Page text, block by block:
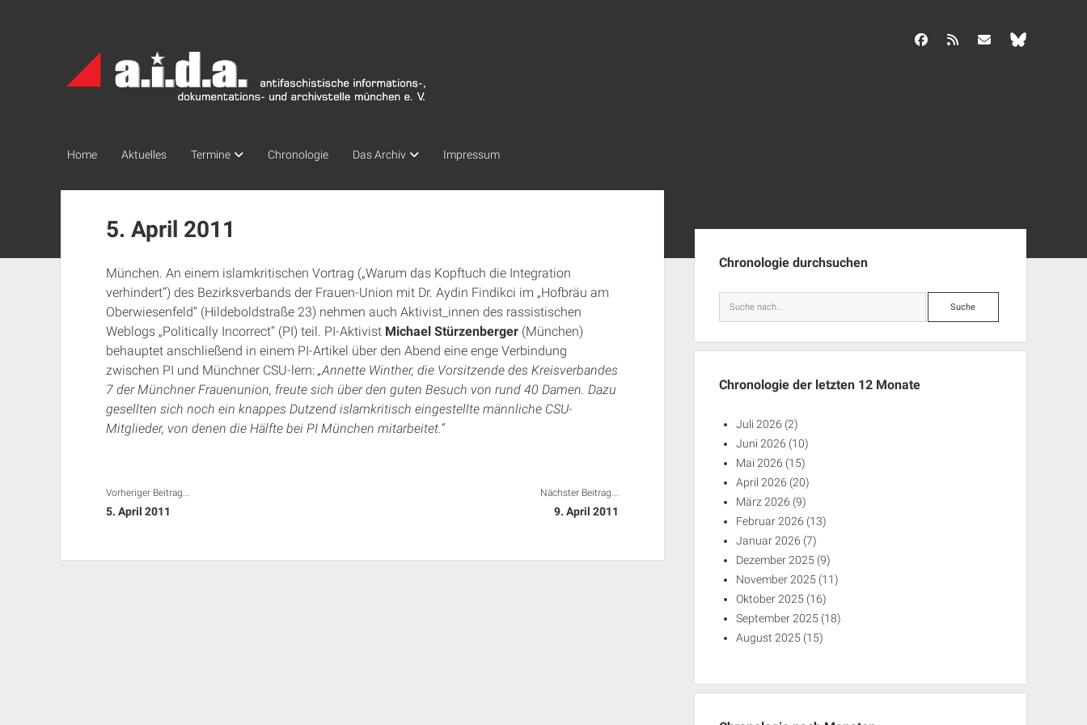
Archiv
München
facebook info@aida-archiv.de
Home Aktuelles Termine Chronologie Das Archiv Impressum
5. April 2011
München. An einem islamkritischen Vortrag („Warum das Kopftuch die Integration
verhindert“) des Bezirksverbands der Frauen-Union mit Dr. Aydin Findikci im „Hofbräu am
Oberwiesenfeld“ (Hildeboldstraße 23) nehmen auch Aktivist_innen des rassistischen
Weblogs „Politically Incorrect“ (PI) teil. PI-Aktivist Michael Stürzenberger(München)
behauptet anschließend in einem PI-Artikel über den Abend eine enge Verbindung
zwischen PI und Münchner CSU-lern: „Annette Winther, die Vorsitzende des Kreisverbandes
7 der Münchner Frauenunion, freute sich über den guten Besuch von rund 40 Damen. Dazu
gesellten sich noch ein knappes Dutzend islamkritisch eingestellte männliche CSU-
Mitglieder, von denen die Hälfte bei PI München mitarbeitet.“
Vorheriger Beitrag...
5. April 2011
Nächster Beitrag...
9. April 2011
Chronologie durchsuchen
Suche
Chronologie der letzten 12 Monate
Juli 2026 (2)
Juni 2026 (10)
Mai 2026 (15)
April 2026 (20)
März 2026 (9)
Februar 2026 (13)
Januar 2026 (7)
Dezember 2025 (9)
November 2025 (11)
Oktober 2025 (16)
September 2025 (18)
August 2025 (15)